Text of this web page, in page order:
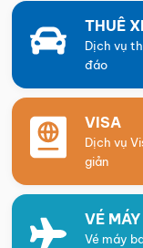
THUÊ
Dịch vụ
đáo
VISA
Dịch vụ
giản
VÉ
Vé máy